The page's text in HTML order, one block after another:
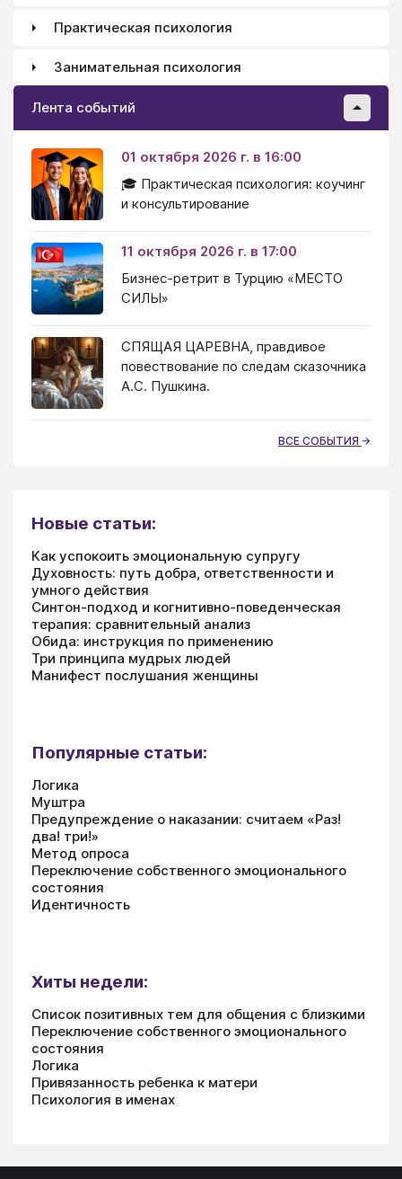
Практическая психология
Занимательная психология
Лента событий
01 октября 2026 г. в 16:00
🎓 Практическая психология: коучинг
и консультирование
11 октября 2026 г. в 17:00
Бизнес-ретрит в Турцию «МЕСТО
СИЛЫ»
СПЯЩАЯ ЦАРЕВНА, правдивое
повествование по следам сказочника
А.С. Пушкина.
ВСЕ СОБЫТИЯ
Новые статьи:
Как успокоить эмоциональную супругу
Духовность: путь добра, ответственности и
умного действия
Синтон-подход и когнитивно-поведенческая
терапия: сравнительный анализ
Обида: инструкция по применению
Три принципа мудрых людей
Манифест послушания женщины
Популярные статьи:
Логика
Муштра
Предупреждение о наказании: считаем «Раз!
два! три!»
Метод опроса
Переключение собственного эмоционального
состояния
Идентичность
Хиты недели:
Список позитивных тем для общения с близкими
Переключение собственного эмоционального
состояния
Логика
Привязанность ребенка к матери
Психология в именах